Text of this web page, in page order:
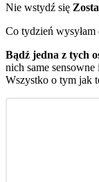
Nie wstydź się
Co tydzień
Bądź jedna z tych
nich same
Wszystko o tym jak